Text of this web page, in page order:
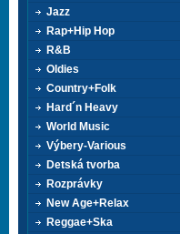
Jazz
Rap+Hip Hop
R&B
Oldies
Country+Folk
Hard´n Heavy
World Music
Výbery-Various
Detská tvorba
Rozprávky
New Age+Relax
Reggae+Ska